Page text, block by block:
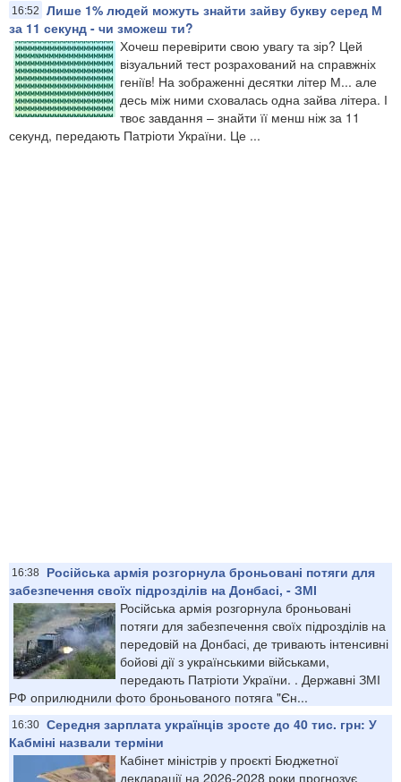
16:52
Лише 1% людей можуть знайти зайву букву серед М
за 11 секунд - чи зможеш ти?
Хочеш перевірити свою увагу та зір? Цей
візуальний тест розрахований на справжніх
геніїв! На зображенні десятки літер М... але
десь між ними сховалась одна зайва літера. І
твоє завдання – знайти її менш ніж за 11
секунд, передають Патріоти України. Це ...
16:38
Російська армія розгорнула броньовані потяги для
забезпечення своїх підрозділів на Донбасі, - ЗМІ
Російська армія розгорнула броньовані
потяги для забезпечення своїх підрозділів на
передовій на Донбасі, де тривають інтенсивні
бойові дії з українськими військами,
передають Патріоти України. . Державні ЗМІ
РФ оприлюднили фото броньованого потяга "Єн...
16:30 Середня зарплата українців зросте до 40 тис. грн: У
Кабміні назвали терміни
Кабінет міністрів у проєкті Бюджетної
декларації на 2026-2028 роки прогнозує